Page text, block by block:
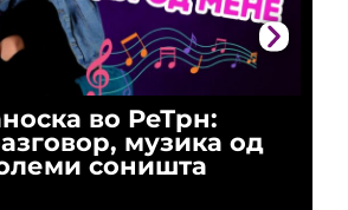
во РеТрн:
музика од
соништа